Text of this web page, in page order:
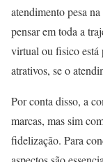
atendimento pesa
pensar em toda a
virtual ou fisico está
atrativos, se o
Por conta disso, a
marcas, mas sim
fidelização. Para